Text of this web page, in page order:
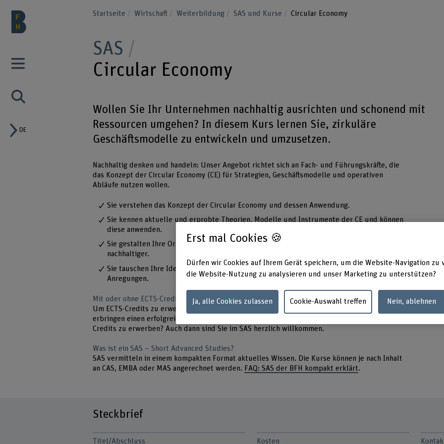
DE
Startseite Wirtschaft Weiterbildung SAS und Kurse Circular Economy
SAS
Circular Economy
Wollen Sie Ihr Unternehmen nachhaltig ausrichten und schonend mit
Ressourcen umgehen? In diesem Kurs lernen Sie, zirkuläre
Geschäftsmodelle zu entwickeln und umzusetzen.
Nachhaltig denken und handeln: Unser Angebot richtet sich an Fach- und Führungskräfte, die
das Konzept der Circular Economy (CE) für Strategien, Geschäftsmodelle und operativen
Abläufe nutzen wollen.
Sie verstehen das Konzept der Circular Economy und dessen Anwendung.
Sie kennen aktuelle und erprobte Theorien, Modelle und Instrumente der CE und können
diese anwenden.
Sie gestalten Ihre Organisation in Wirtschaft, NPO oder Verwaltung zirkulärer und somit
nachhaltiger.
Sie tauschen Ihre Ideen mit anderen Kursteilnehmer*innen aus und nutzen deren
Anregungen.
Mit oder ohne ECTS-Credits?
Um ECTS-Credits zu erwerben, erfüllen Sie die
erbringen einen erfolgreichen Kompetenznachweis. Möchten Sie sich weiterbilden, ohne ECTS-
Credits zu erwerben? Auch dann sind Sie im SAS herzlich willkommen.
Was ist ein SAS – Short Advanced Studies?
SAS vermitteln in einem kompakten Format aktuelles Wissen. Die Kurse können je nach Inhalt
an CAS, EMBA oder MAS angerechnet werden. FAQ: SAS der BFH kompakt erklärt.
Steckbrief
Titel/Abschluss
Kosten
Erst mal Cookies 🍪
Dürfen wir Cookies auf Ihrem Gerät speichern, um die Website-Navigation zu
die Website-Nutzung zu analysieren und unser Marketing zu unterstützen?
Ja, alle Cookies zulassen Cookie-Auswahl treffen Nein, ablehnen